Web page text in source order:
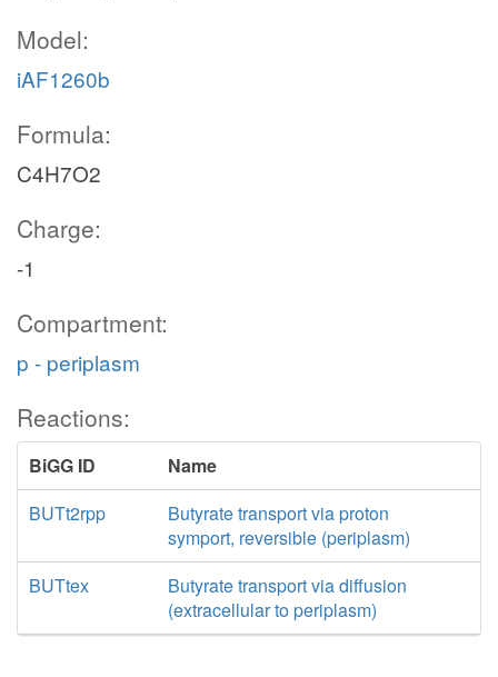
Model:
iAF1260b
Formula:
C4H7O2
Charge:
-1
Compartment:
p - periplasm
Reactions:
BiGG ID
Name
BUTt2rpp
Butyrate transport via proton
symport, reversible (periplasm)
BUTtex
Butyrate transport via diffusion
(extracellular to periplasm)